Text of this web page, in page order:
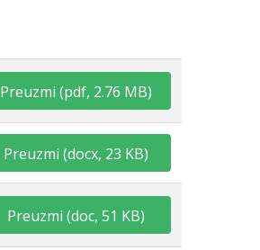
Preuzmi (pdf, 2.76 MB)
Preuzmi (docx, 23 KB)
Preuzmi (doc, 51 KB)